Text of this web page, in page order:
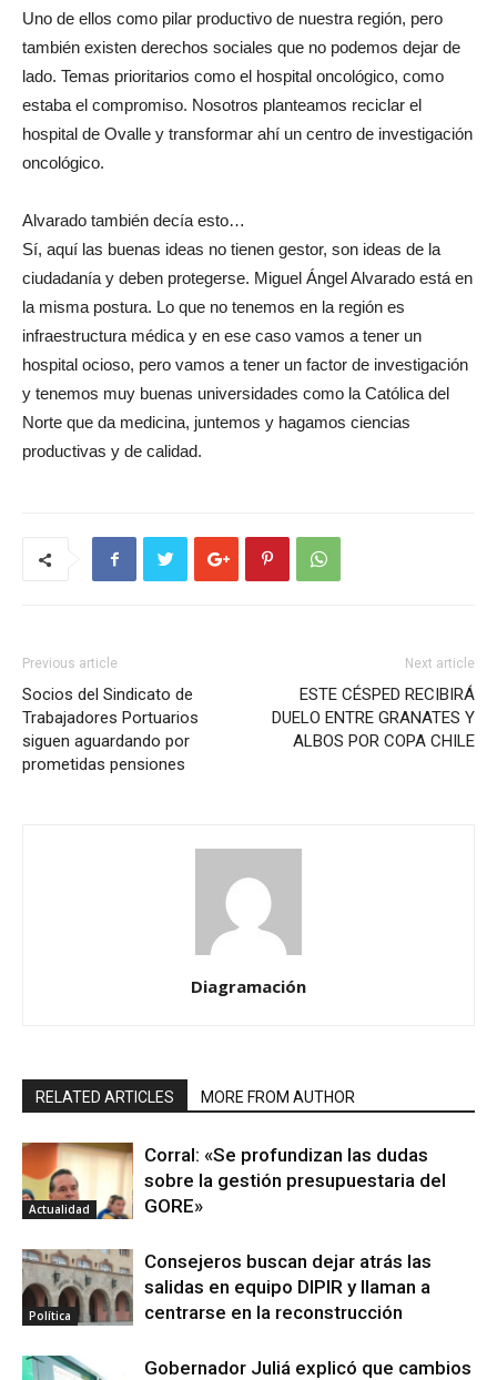
Uno de ellos como pilar productivo de nuestra región, pero
también existen derechos sociales que no podemos dejar de
lado. Temas prioritarios como el hospital oncológico, como
estaba el compromiso. Nosotros planteamos reciclar el
hospital de Ovalle y transformar ahí un centro de investigación
oncológico.
Alvarado también decía esto…
Sí, aquí las buenas ideas no tienen gestor, son ideas de la
ciudadanía y deben protegerse. Miguel Ángel Alvarado está en
la misma postura. Lo que no tenemos en la región es
infraestructura médica y en ese caso vamos a tener un
hospital ocioso, pero vamos a tener un factor de investigación
y tenemos muy buenas universidades como la Católica del
Norte que da medicina, juntemos y hagamos ciencias
productivas y de calidad.
Previous article
Socios del Sindicato de
Trabajadores Portuarios
siguen aguardando por
prometidas pensiones
Next article
ESTE CÉSPED RECIBIRÁ
DUELO ENTRE GRANATES Y
ALBOS POR COPA CHILE
Diagramación
RELATED ARTICLES MORE FROM AUTHOR
Actualidad
Corral: «Se profundizan las dudas
sobre la gestión presupuestaria del
GORE»
Política
Consejeros buscan dejar atrás las
salidas en equipo DIPIR y llaman a
centrarse en la reconstrucción
Gobernador Juliá explicó que cambios